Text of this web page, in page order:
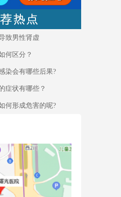
致男性肾虚
何区分？
染会有哪些后果?
症状有哪些？
何形成危害的呢?